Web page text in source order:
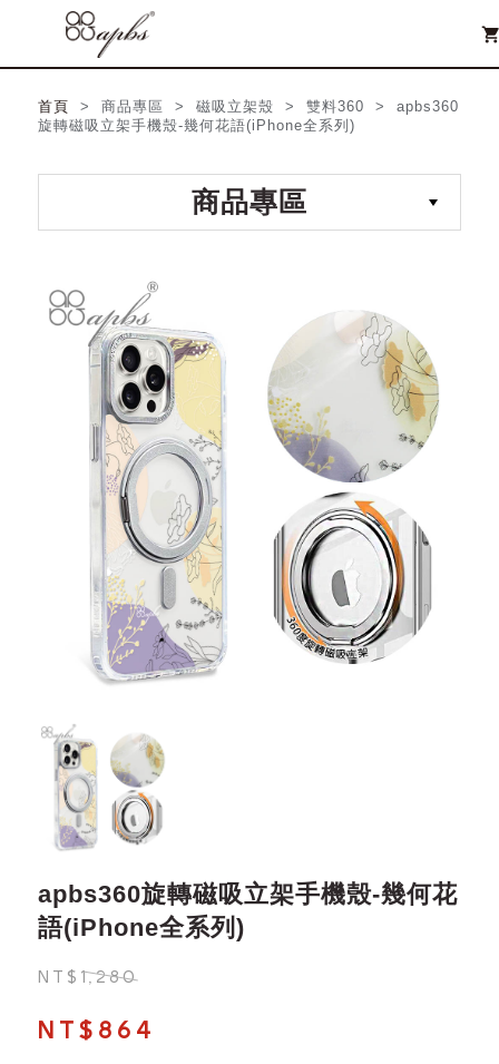
首頁
> 商品專區 > 磁吸立架殼 > 雙料360 > apbs360
旋轉磁吸立架手機殼-幾何花語(iPhone全系列)
商品專區
apbs360旋轉磁吸立架手機殼-幾何花
語(iPhone全系列)
NT$1,280
NT$864